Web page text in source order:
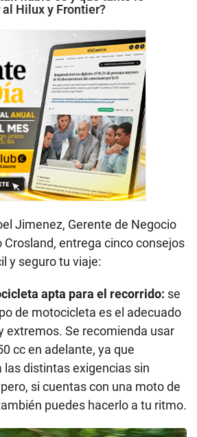
Hilux y Frontier?
Jimenez, Gerente de Negocio
Crosland, entrega cinco consejos
y seguro tu viaje:
apta para el recorrido: se
de motocicleta es el adecuado
extremos. Se recomienda usar
cc en adelante, ya que
las distintas exigencias sin
si cuentas con una moto de
puedes hacerlo a tu ritmo.